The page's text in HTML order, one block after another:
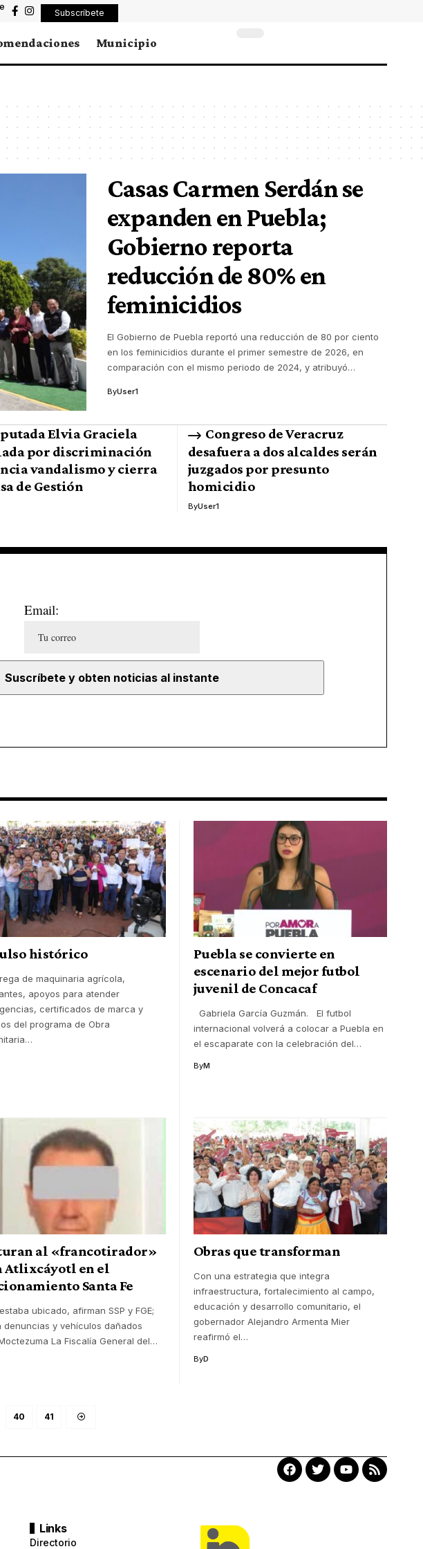
Subscríbete
Municipio
Casas Carmen Serdán se
expanden en Puebla;
Gobierno reporta
reducción de 80% en
feminicidios
El Gobierno de Puebla reportó una reducción de 80 por ciento
en los feminicidios durante el primer semestre de 2026, en
comparación con el mismo periodo de 2024, y atribuyó…
ByUser1
Elvia Graciela
por discriminación
vandalismo y cierra
de Gestión
Congreso de Veracruz
desafuera a dos alcaldes serán
juzgados por presunto
homicidio
ByUser1
Email:
histórico
de maquinaria agrícola,
apoyos para atender
certificados de marca y
del programa de Obra
…
Puebla se convierte en
escenario del mejor futbol
juvenil de Concacaf
Gabriela García Guzmán. El futbol
internacional volverá a colocar a Puebla en
el escaparate con la celebración del…
ByM
al «francotirador»
Atlixcáyotl en el
Santa Fe
ubicado, afirman SSP y FGE;
denuncias y vehículos dañados
La Fiscalía General del…
Obras que transforman
Con una estrategia que integra
infraestructura, fortalecimiento al campo,
educación y desarrollo comunitario, el
gobernador Alejandro Armenta Mier
reafirmó el…
ByD
40 41
Links
Directorio